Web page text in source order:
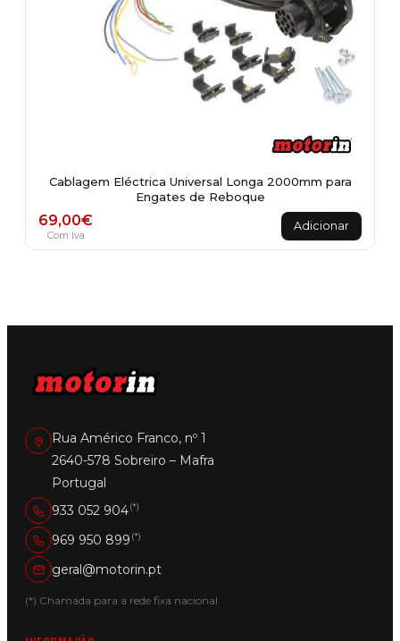
Cablagem Eléctrica Universal Longa 2000mm para
Engates de Reboque
69,00€
Com Iva
Adicionar
Rua Américo Franco, nº 1
2640-578 Sobreiro – Mafra
Portugal
933 052 904(*)
969 950 899 (*)
geral@motorin.pt
(*) Chamada para a rede fixa nacional